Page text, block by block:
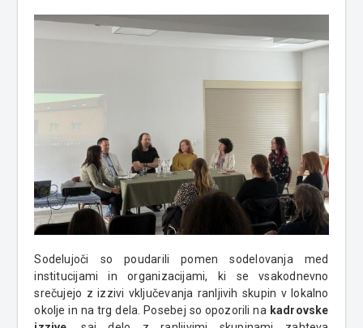
Sodelujoči so poudarili pomen sodelovanja med
institucijami in organizacijami, ki se vsakodnevno
srečujejo z izzivi vključevanja ranljivih skupin v lokalno
okolje in na trg dela. Posebej so opozorili na kadrovske